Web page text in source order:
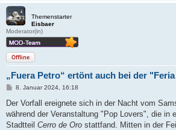
Themenstarter
Eisbaer
Moderator(in)
Offline
„Fuera Petro“ ertönt auch bei der
B
i
r
a
8. Januar 2024, 16:18
Der Vorfall ereignete sich in der Nacht vom
während der Veranstaltung "Pop Lovers", die in
Stadtteil Cerro de Oro stattfand. Mitten in der